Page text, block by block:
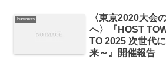
business
〈東京2020大会
へ〉『HOST
TO 2025 次世代
来～』開催報告